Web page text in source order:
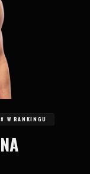
W RANKINGU